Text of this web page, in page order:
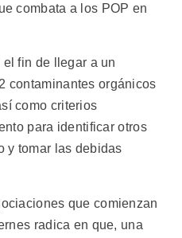
combata a los POP en
fin de llegar a un
contaminantes orgánicos
como criterios
para identificar otros
y tomar las debidas
que comienzan
radica en que, una